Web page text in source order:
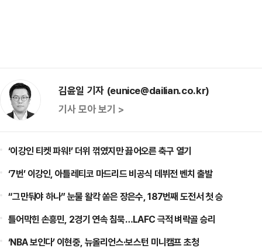
김윤일 기자 (eunice@dailian.co.kr)
기사 모아 보기 >
‘이강인 티켓 파워!’ 더위 꺾였지만 끓어오른 축구 열기
‘7번’ 이강인, 아틀레티코 마드리드 비공식 데뷔전 벤치 출발
“그만둬야 하나” 눈물 왈칵 쏟은 장은수, 187번째 도전서 첫 승
틀어막힌 손흥민, 2경기 연속 침묵…LAFC 극적 벼락골 승리
‘NBA 보인다’ 이현중, 뉴올리언스·보스턴 미니캠프 초청